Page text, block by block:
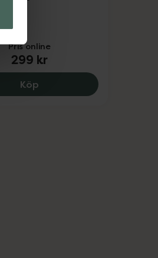
Style Series B4 Skäggtrimmer, 359 kr.
Pris online
299 kr
KöpRemington Travel Kit,